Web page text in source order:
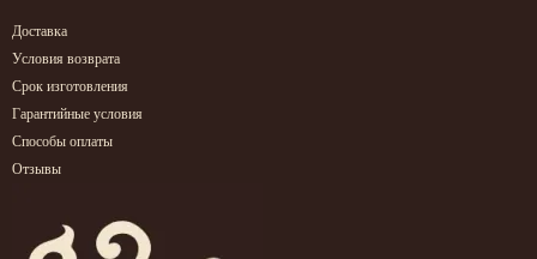
Доставка
Условия возврата
Срок изготовления
Гарантийные условия
Способы оплаты
Отзывы